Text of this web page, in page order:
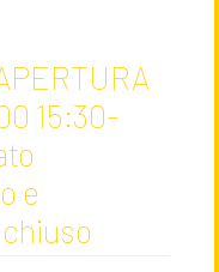
15:30-
e